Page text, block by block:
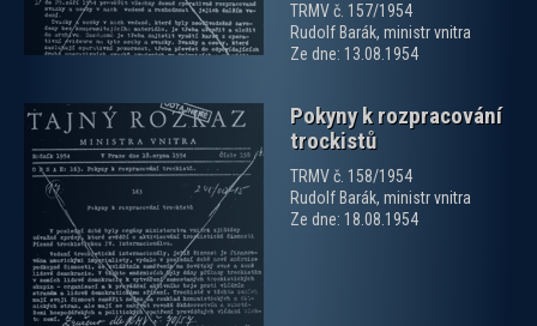
TRMV č. 157/1954
Rudolf Barák, ministr vnitra
Ze dne: 13.08.1954
Pokyny k rozpracování
trockistů
TRMV č. 158/1954
Rudolf Barák, ministr vnitra
Ze dne: 18.08.1954
zobrazit PDF dokument